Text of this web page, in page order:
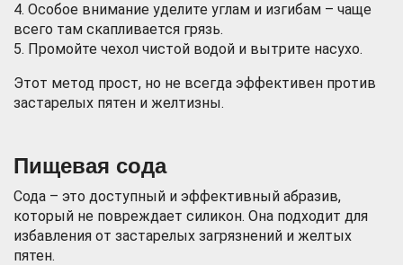
4. Особое внимание уделите углам и изгибам – чаще
всего там скапливается грязь.
5. Промойте чехол чистой водой и вытрите насухо.
Этот метод прост, но не всегда эффективен против
застарелых пятен и желтизны.
Пищевая сода
Сода – это доступный и эффективный абразив,
который не повреждает силикон. Она подходит для
избавления от застарелых загрязнений и желтых
пятен.